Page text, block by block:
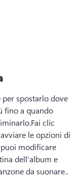
spostarlo dove
fino a quando
Fai clic
le opzioni di
modificare
dell'album e
da suonare..